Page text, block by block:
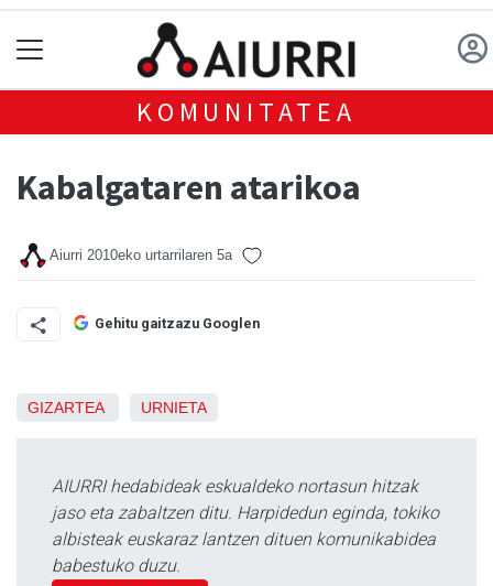
KOMUNITATEA
Kabalgataren atarikoa
Aiurri 2010eko urtarrilaren 5a
Gehitu gaitzazu Googlen
GIZARTEA URNIETA
AIURRI hedabideak eskualdeko nortasun hitzak
jaso eta zabaltzen ditu. Harpidedun eginda, tokiko
albisteak euskaraz lantzen dituen komunikabidea
babestuko duzu.